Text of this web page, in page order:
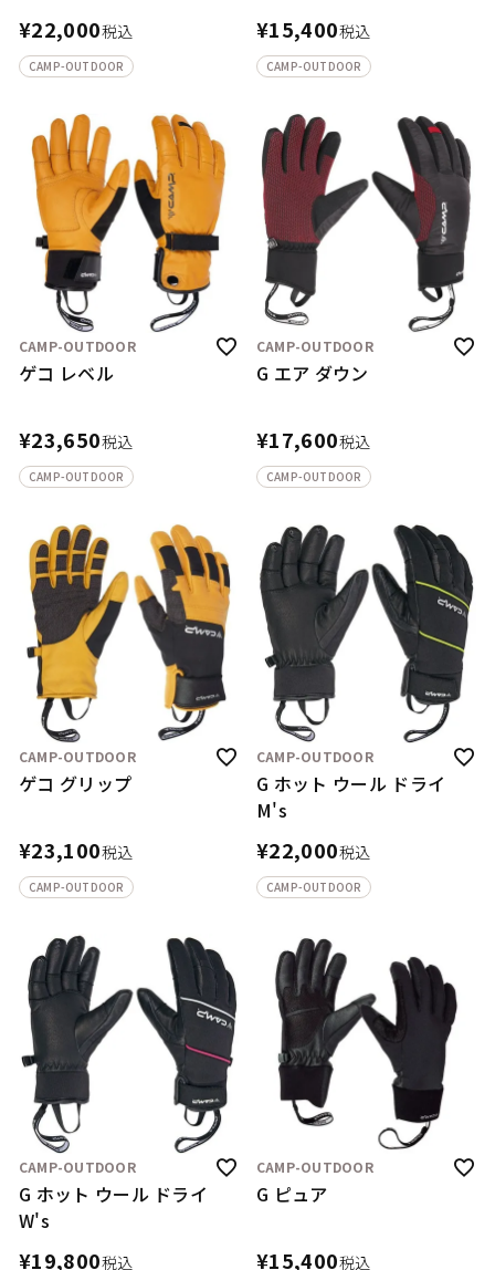
¥22,000税込
CAMP-OUTDOOR
¥15,400税込
CAMP-OUTDOOR
CAMP-OUTDOOR
ゲコ レベル
¥23,650税込
CAMP-OUTDOOR
CAMP-OUTDOOR
G エア ダウン
¥17,600税込
CAMP-OUTDOOR
CAMP-OUTDOOR
ゲコ グリップ
¥23,100税込
CAMP-OUTDOOR
CAMP-OUTDOOR
G ホット ウール ドライ
M's
¥22,000税込
CAMP-OUTDOOR
CAMP-OUTDOOR
G ホット ウール ドライ
W's
¥19,800税込
CAMP-OUTDOOR
G ピュア
¥15,400税込